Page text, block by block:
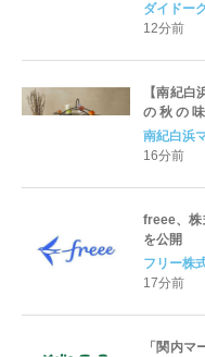
売機」の
ダイドー
12分前
【南紀
の秋の
「
県が織り
南紀白浜
16分前
freee、株
を公開
フリー株
17分前
「関内